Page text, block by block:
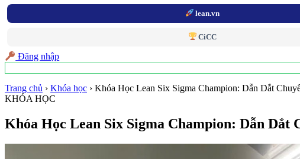
lean.vn
CiCC
Đăng nhập
Trang chủ › Khóa học › Khóa Học Lean Six Sigma Champion: Dẫn Dắt
KHÓA HỌC
Khóa Học Lean Six Sigma Champion: Dẫn